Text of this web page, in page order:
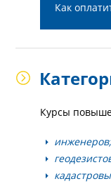
Как
Курсы
инженеров;